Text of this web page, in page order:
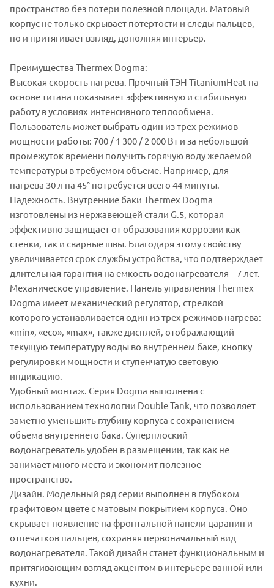
пространство без потери полезной площади. Матовый
корпус не только скрывает потертости и следы пальцев,
но и притягивает взгляд, дополняя интерьер.
Преимущества Thermex Dogma:
Высокая скорость нагрева. Прочный ТЭН TitaniumHeat на
основе титана показывает эффективную и стабильную
работу в условиях интенсивного теплообмена.
Пользователь может выбрать один из трех режимов
мощности работы: 700 / 1 300 / 2 000 Вт и за небольшой
промежуток времени получить горячую воду желаемой
температуры в требуемом объеме. Например, для
нагрева 30 л на 45° потребуется всего 44 минуты.
Надежность. Внутренние баки Thermex Dogma
изготовлены из нержавеющей стали G.5, которая
эффективно защищает от образования коррозии как
стенки, так и сварные швы. Благодаря этому свойству
увеличивается срок службы устройства, что подтверждает
длительная гарантия на емкость водонагревателя – 7 лет.
Механическое управление. Панель управления Thermex
Dogma имеет механический регулятор, стрелкой
которого устанавливается один из трех режимов нагрева:
«min», «eco», «max», также дисплей, отображающий
текущую температуру воды во внутреннем баке, кнопку
регулировки мощности и ступенчатую световую
индикацию.
Удобный монтаж. Серия Dogma выполнена с
использованием технологии Double Tank, что позволяет
заметно уменьшить глубину корпуса с сохранением
объема внутреннего бака. Суперплоский
водонагреватель удобен в размещении, так как не
занимает много места и экономит полезное
пространство.
Дизайн. Модельный ряд серии выполнен в глубоком
графитовом цвете с матовым покрытием корпуса. Оно
скрывает появление на фронтальной панели царапин и
отпечатков пальцев, сохраняя первоначальный вид
водонагревателя. Такой дизайн станет функциональным и
притягивающим взгляд акцентом в интерьере ванной или
кухни.